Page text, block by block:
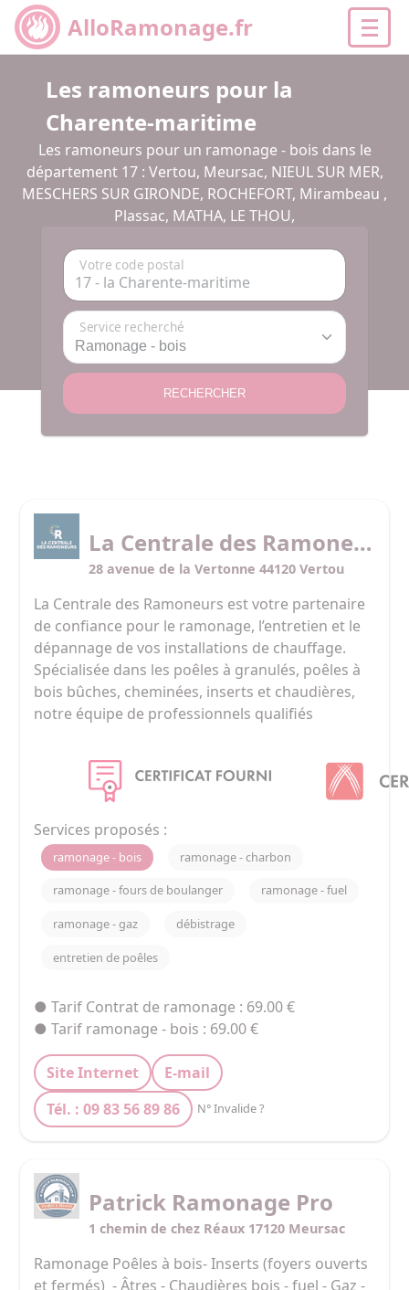
AlloRamonage.fr
Les ramoneurs pour la
Charente-maritime
Les ramoneurs pour un ramonage - bois dans le
département 17 : Vertou, Meursac, NIEUL SUR MER,
MESCHERS SUR GIRONDE, ROCHEFORT, Mirambeau ,
Plassac, MATHA, LE THOU,
Votre code postal
Service recherché
RECHERCHER
La Centrale des Ramoneurs
28 avenue de la Vertonne 44120 Vertou
La Centrale des Ramoneurs est votre partenaire
de confiance pour le ramonage, l’entretien et le
dépannage de vos installations de chauffage.
Spécialisée dans les poêles à granulés, poêles à
bois bûches, cheminées, inserts et chaudières,
notre équipe de professionnels qualifiés
performance, conformité et tranquillité d’esprit.
Implantés dans tout le Grand Ouest,
notamment à Angers, Cholet, La Rochelle, La
Roche-sur-Yon, Nantes, Niort, Poitiers, Rennes,
Saint-Brieuc, Saint-Malo et Vannes, nos
techniciens et techniciennes connaissent
chauffage et les spécificités propres à chaque
zone.
Services proposés :
ramonage - bois ramonage - charbon
ramonage - fours de boulanger ramonage - fuel
ramonage - gaz débistrage
entretien de poêles
● Tarif Contrat de ramonage : 69.00 €
● Tarif ramonage - bois : 69.00 €
Site Internet
E-mail
Tél. : 09 83 56 89 86
N° Invalide ?
Patrick Ramonage Pro
1 chemin de chez Réaux 17120 Meursac
Ramonage Poêles à bois- Inserts (foyers ouverts
et fermés)  - Âtres - Chaudières bois - fuel - Gaz -